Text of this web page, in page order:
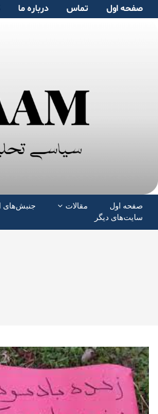
صفحە اول تماس دربارە ما
صفحە اول مقالات جنبش‌های
سایت‌های دیگر